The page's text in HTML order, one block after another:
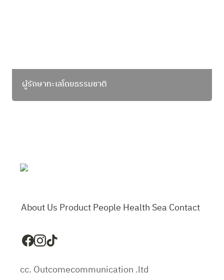
ผู้รักษาทะเลโดยธรรมชาติ
About Us ProductPeople Health Sea Contact
cc. Outcomecommunication .ltd